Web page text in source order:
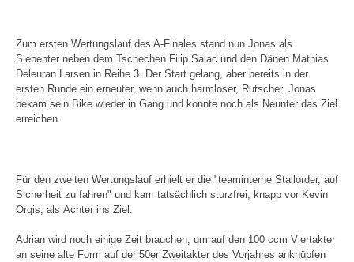
Zum ersten Wertungslauf des A-Finales stand nun Jonas als
Siebenter neben dem Tschechen Filip Salac und den Dänen Mathias
Deleuran Larsen in Reihe 3. Der Start gelang, aber bereits in der
ersten Runde ein erneuter, wenn auch harmloser, Rutscher. Jonas
bekam sein Bike wieder in Gang und konnte noch als Neunter das Ziel
erreichen.
Für den zweiten Wertungslauf erhielt er die "teaminterne Stallorder, auf
Sicherheit zu fahren" und kam tatsächlich sturzfrei, knapp vor Kevin
Orgis, als Achter ins Ziel.
Adrian wird noch einige Zeit brauchen, um auf den 100 ccm Viertakter
an seine alte Form auf der 50er Zweitakter des Vorjahres anknüpfen